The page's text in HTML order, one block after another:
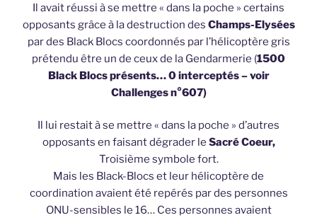
Il avait réussi à se mettre « dans la poche » certains
opposants grâce à la destruction des Champs-Elysées
par des Black Blocs coordonnés par l’hélicoptère gris
prétendu être un de ceux de la Gendarmerie (1500
Black Blocs présents… 0 interceptés – voir
Challenges n°607)
Il lui restait à se mettre « dans la poche » d’autres
opposants en faisant dégrader le Sacré Coeur,
Troisième symbole fort.
Mais les Black-Blocs et leur hélicoptère de
coordination avaient été repérés par des personnes
ONU-sensibles le 16… Ces personnes avaient